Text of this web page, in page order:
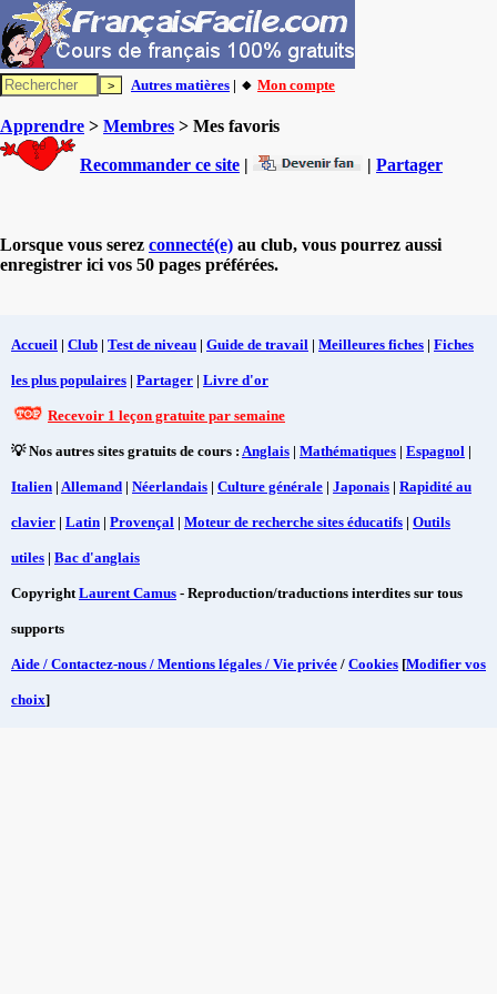
Autres matières | 🔸 Mon compte
Apprendre > Membres > Mes favoris
Recommander ce site | | Partager
Lorsque vous serez connecté(e) au club, vous pourrez aussi
enregistrer ici vos 50 pages préférées.
Accueil | Club | Test de niveau | Guide de travail | Meilleures fiches | Fiches
les plus populaires | Partager | Livre d'or
Recevoir 1 leçon gratuite par semaine
💡 Nos autres sites gratuits de cours : Anglais | Mathématiques | Espagnol |
Italien | Allemand | Néerlandais | Culture générale | Japonais | Rapidité au
clavier | Latin | Provençal | Moteur de recherche sites éducatifs | Outils
utiles | Bac d'anglais
CopyrightLaurent Camus - Reproduction/traductions interdites sur tous
supports
Aide / Contactez-nous / Mentions légales / Vie privée / Cookies [Modifier vos
choix]